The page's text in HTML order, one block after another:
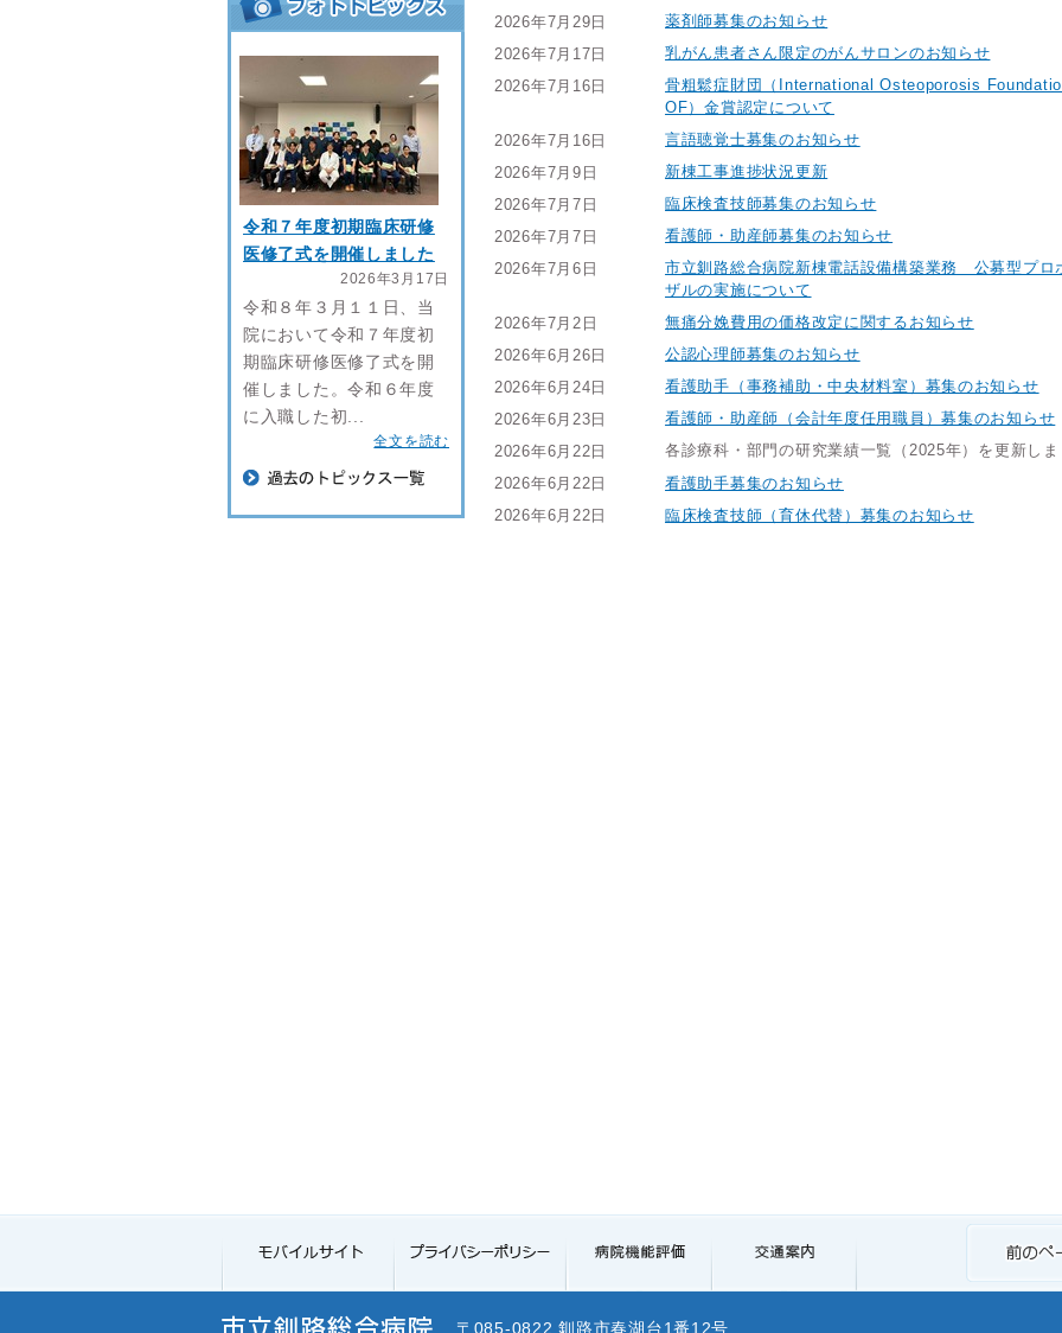
2026年7月29日
薬剤師募集のお知らせ
2026年7月17日
乳がん患者さん限定のがんサロンのお知らせ
2026年7月16日
骨粗鬆症財団（International Osteoporosis
OF）金賞認定について
2026年7月16日
言語聴覚士募集のお知らせ
2026年7月9日
新棟工事進捗状況更新
2026年7月7日
臨床検査技師募集のお知らせ
2026年7月7日
看護師・助産師募集のお知らせ
2026年7月6日
市立釧路総合病院新棟電話設備構築業務 公募型プロ
ザルの実施について
2026年7月2日
無痛分娩費用の価格改定に関するお知らせ
2026年6月26日
公認心理師募集のお知らせ
2026年6月24日
看護助手（事務補助・中央材料室）募集のお知らせ
2026年6月23日
看護師・助産師（会計年度任用職員）募集のお知らせ
2026年6月22日
各診療科・部門の研究業績一覧（2025年）を更新し
2026年6月22日
看護助手募集のお知らせ
2026年6月22日
臨床検査技師（育休代替）募集のお知らせ
令和７年度初期臨床研修
医修了式を開催しました
2026年3月17日
令和８年３月１１日、当
院において令和７年度初
期臨床研修医修了式を開
催しました。令和６年度
に入職した初...
全文を読む
〒085-0822 釧路市春湖台1番12号